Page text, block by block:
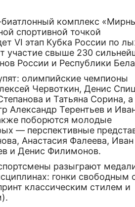
комплекс
спортивной точкой
VI этап Кубка России по
участие свыше 230
России и Республики
олимпийские чемпионы
Червоткин, Денис
и Татьяна Сорина,
Александр Терентьев и
поборются молодые
— перспективные
Анастасия Фалеева, Иван
и Денис Филимонов.
разыграют
гонки свободным
классическим стилем и